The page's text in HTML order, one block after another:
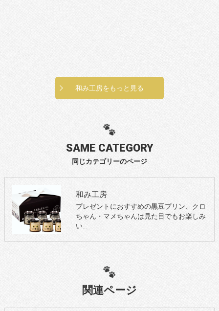
和み工房をもっと見る
同じカテゴリーのページ
SAME CATEGORY
和み工房
プレゼントにおすすめの黒豆プリン、クロ
ちゃん・マメちゃんは見た目でもお楽しみ
い…
関連ページ